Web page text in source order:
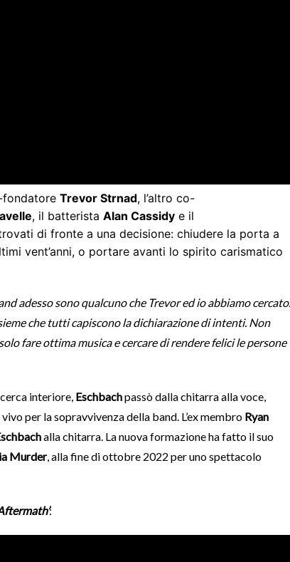
fondatore Trevor Strnad, l’altro co-
, il batterista Alan Cassidy e il
di fronte a una decisione: chiudere la porta a
vent’anni, o portare avanti lo spirito carismatico
adesso sono qualcuno che Trevor ed io abbiamo cercato.
che tutti capiscono la dichiarazione di intenti. Non
fare ottima musica e cercare di rendere felici le persone
interiore, Eschbachpassò dalla chitarra alla voce,
per la sopravvivenza della band. L’ex membro Ryan
alla chitarra. La nuova formazione ha fatto il suo
Murder, alla fine di ottobre 2022 per uno spettacolo
: